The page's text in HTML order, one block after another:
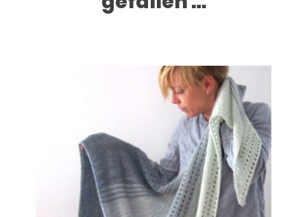
Dieses Produkt weist mehrere Varianten auf. Die Optionen können auf der Produktseite gewählt werden